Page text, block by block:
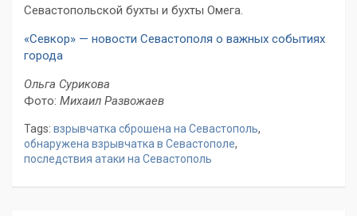
Севастопольской бухты и бухты Омега.
«Севкор» — новости Севастополя о важных событиях
города
Ольга Сурикова
Фото: Михаил Развожаев
Tags: взрывчатка сброшена на Севастополь,
обнаружена взрывчатка в Севастополе,
последствия атаки на Севастополь